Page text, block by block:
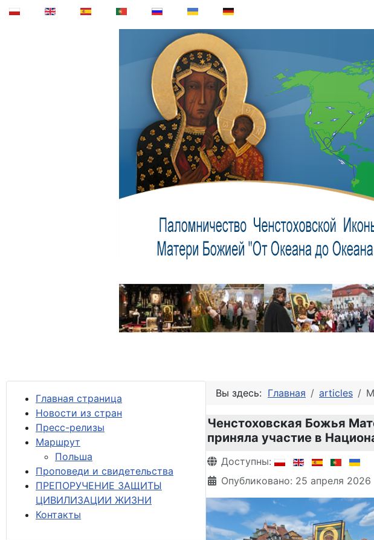
Главная страница
Новости из стран
Пресс-релизы
Маршрут
Польша
Проповеди и свидетельства
ПРЕПОРУЧЕНИЕ ЗАЩИТЫ
ЦИВИЛИЗАЦИИ ЖИЗНИ
Контакты
Вы здесь: Главная articles
Ченстоховская Божья
приняла участие в
Информация о материале
Доступны:
Опубликовано: 25 апреля 2026